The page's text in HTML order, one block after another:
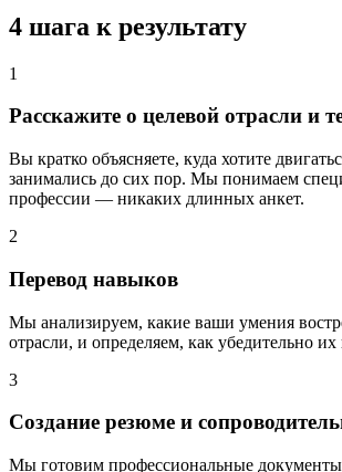
4 шага к результату
1
Расскажите о целевой отрасли и
Вы кратко объясняете, куда хотите
занимались до сих пор. Мы понимаем
профессии — никаких длинных анкет.
2
Перевод навыков
Мы анализируем, какие ваши умения
отрасли, и определяем, как убедительно их
3
Создание резюме и
Мы готовим профессиональные